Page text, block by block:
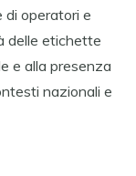
di operatori e
delle etichette
e alla presenza
nazionali e